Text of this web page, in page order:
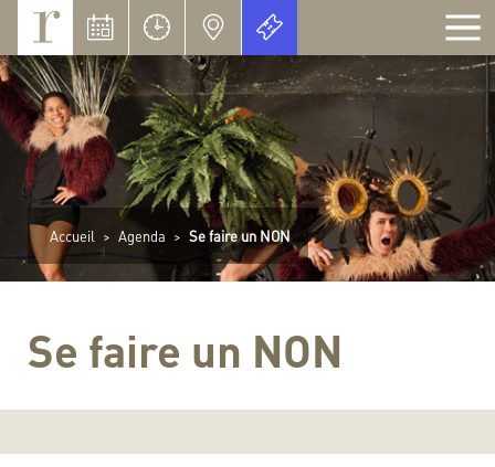
Accueil > Agenda > Se faire un NON
Se faire un NON
Panneau de gestion des cookies